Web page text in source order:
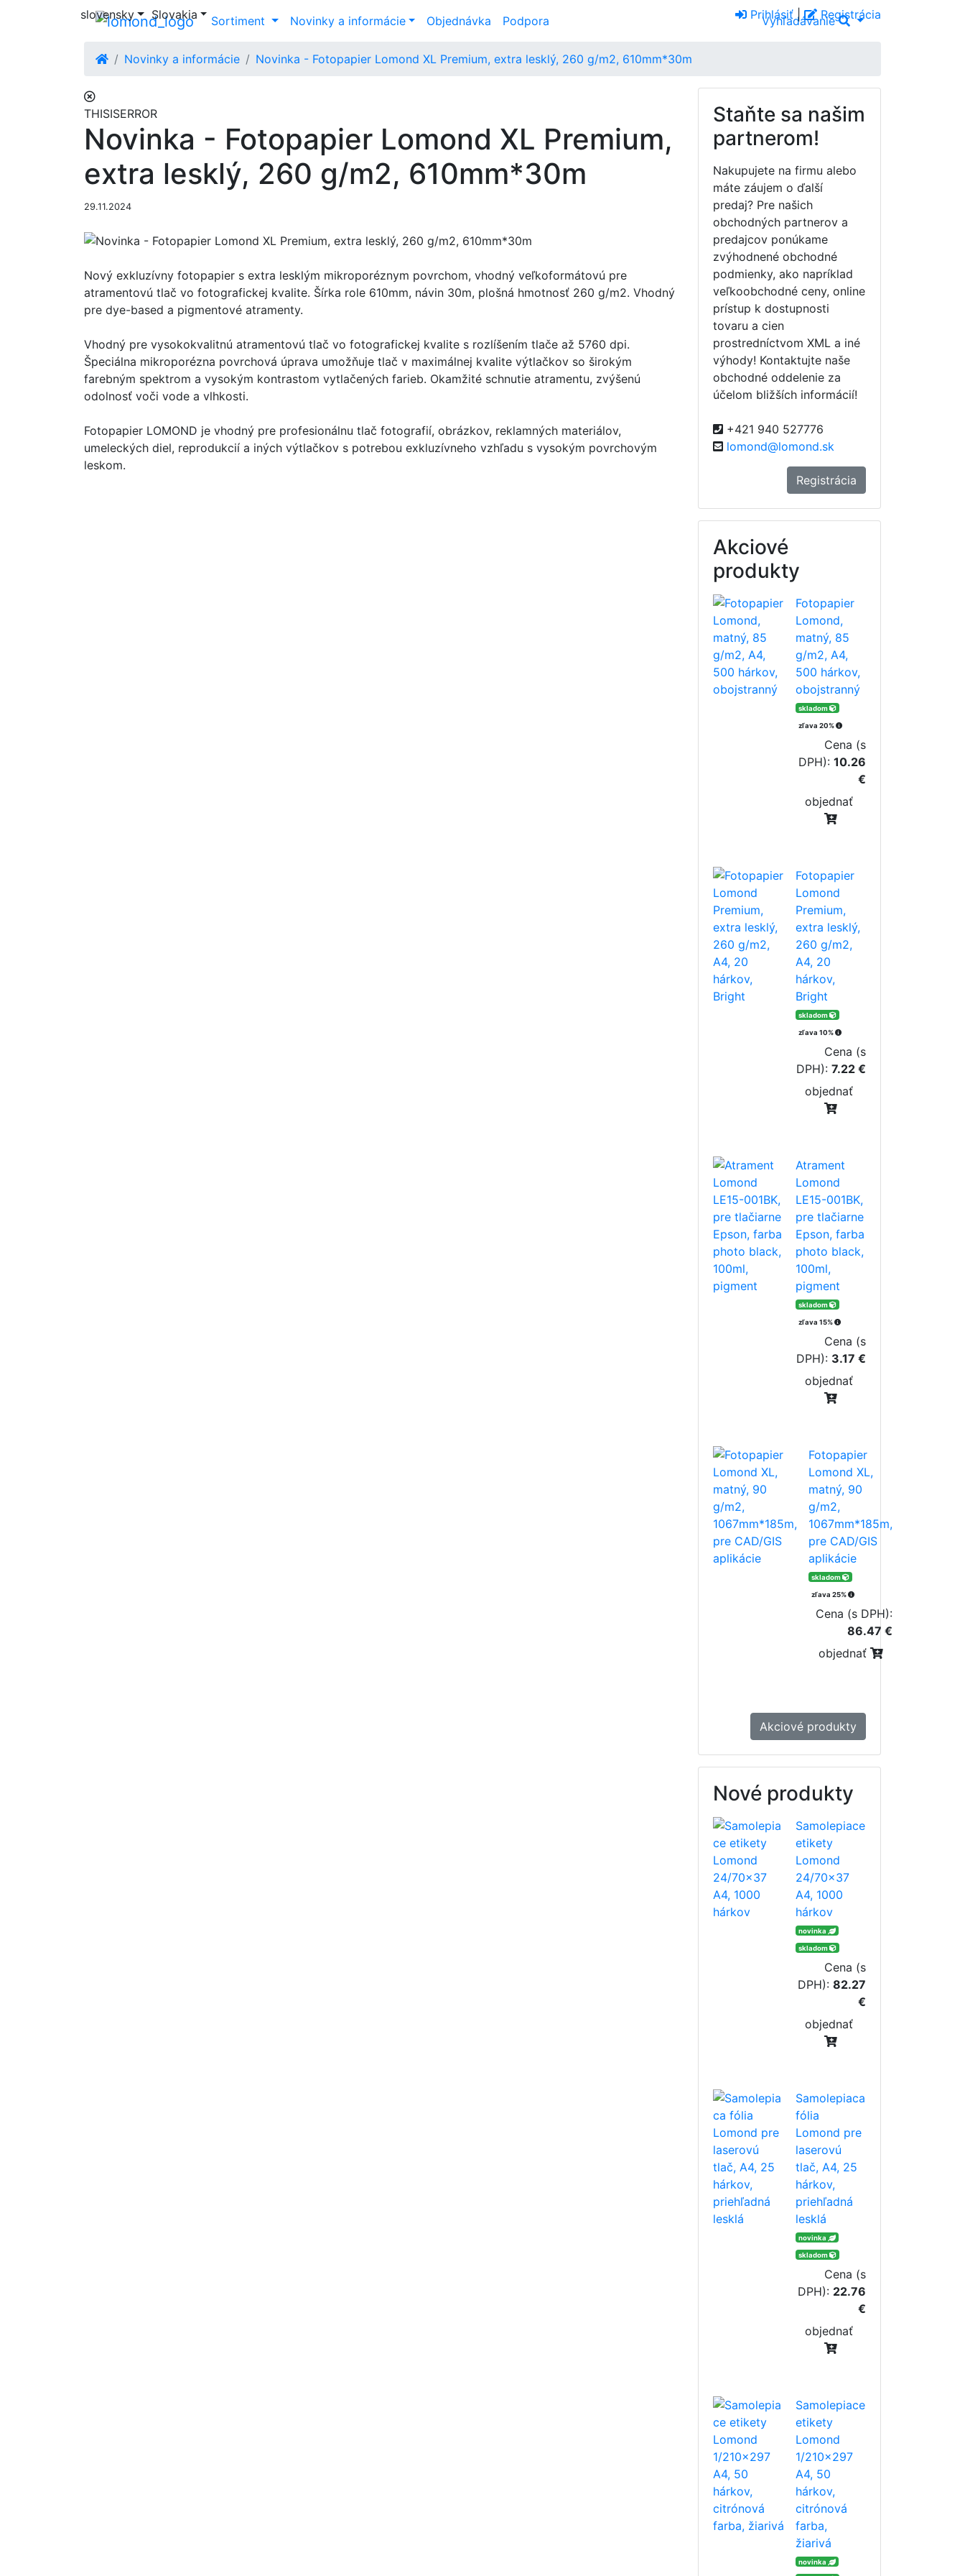
slovensky Slovakia Prihlásiť | Registrácia
Sortiment Novinky a informácie Objednávka Podpora Vyhľadávanie
Novinky a informácie Novinka - Fotopapier Lomond XL Premium, extra lesklý, 260 g/m2, 610mm*30m
THISISERROR
Novinka - Fotopapier Lomond XL Premium,
extra lesklý, 260 g/m2, 610mm*30m
29.11.2024
Nový exkluzívny fotopapier s extra lesklým mikroporéznym povrchom, vhodný veľkoformátovú pre
atramentovú tlač vo fotografickej kvalite. Šírka role 610mm, návin 30m, plošná hmotnosť 260 g/m2. Vhodný
pre dye-based a pigmentové atramenty.
Vhodný pre vysokokvalitnú atramentovú tlač vo fotografickej kvalite s rozlíšením tlače až 5760 dpi.
Špeciálna mikroporézna povrchová úprava umožňuje tlač v maximálnej kvalite výtlačkov so širokým
farebným spektrom a vysokým kontrastom vytlačených farieb. Okamžité schnutie atramentu, zvýšenú
odolnosť voči vode a vlhkosti.
Fotopapier LOMOND je vhodný pre profesionálnu tlač fotografií, obrázkov, reklamných materiálov,
umeleckých diel, reprodukcií a iných výtlačkov s potrebou exkluzívneho vzhľadu s vysokým povrchovým
leskom.
Staňte sa našim
partnerom!
Nakupujete na firmu alebo
máte záujem o ďalší
predaj? Pre našich
obchodných partnerov a
predajcov ponúkame
zvýhodnené obchodné
podmienky, ako napríklad
veľkoobchodné ceny, online
prístup k dostupnosti
tovaru a cien
prostredníctvom XML a iné
výhody! Kontaktujte naše
obchodné oddelenie za
účelom bližších informácií!
+421 940 527776
lomond@lomond.sk
Registrácia
Akciové
produkty
Fotopapier
Lomond,
matný, 85
g/m2, A4,
500 hárkov,
obojstranný
skladom
zľava 20%
Cena (s
DPH): 10.26
€
objednať
Fotopapier
Lomond
Premium,
extra lesklý,
260 g/m2,
A4, 20
hárkov,
Bright
skladom
zľava 10%
Cena (s
DPH): 7.22 €
objednať
Atrament
Lomond
LE15-001BK,
pre tlačiarne
Epson, farba
photo black,
100ml,
pigment
skladom
zľava 15%
Cena (s
DPH): 3.17 €
objednať
Fotopapier
Lomond XL,
matný, 90
g/m2,
1067mm*185m,
pre CAD/GIS
aplikácie
skladom
zľava 25%
Cena (s DPH):
86.47 €
objednať
Akciové produkty
Nové produkty
Samolepiace
etikety
Lomond
24/70x37
A4, 1000
hárkov
novinka
skladom
Cena (s
DPH): 82.27
€
objednať
Samolepiaca
fólia
Lomond pre
laserovú
tlač, A4, 25
hárkov,
priehľadná
lesklá
novinka
skladom
Cena (s
DPH): 22.76
€
objednať
Samolepiace
etikety
Lomond
1/210x297
A4, 50
hárkov,
citrónová
farba,
žiarivá
novinka